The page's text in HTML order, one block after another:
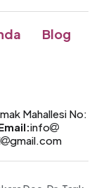
Blog
Mahallesi No:
info
gmail.com